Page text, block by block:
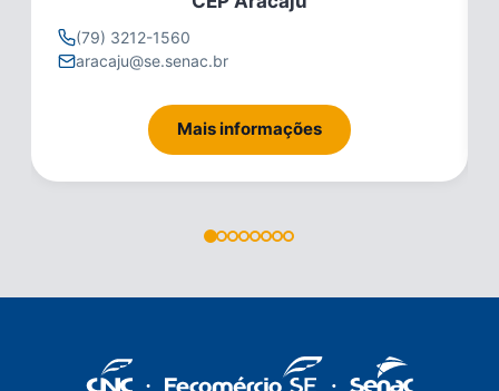
(79) 3212-1560
aracaju@se.senac.br
Mais informações